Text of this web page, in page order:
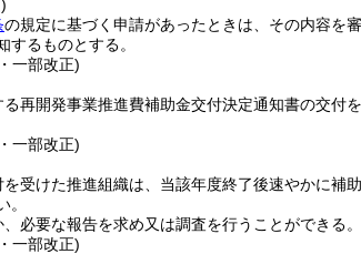
の規定に基づく申請があったときは、その内容を
するものとする。
一部改正)
る再開発事業推進費補助金交付決定通知書の交付
一部改正)
受けた推進組織は、当該年度終了後速やかに補
。
必要な報告を求め又は調査を行うことができる。
一部改正)